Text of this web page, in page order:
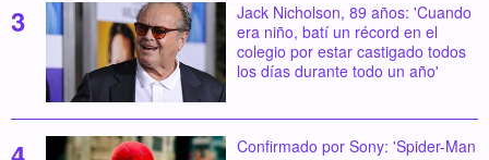
Jack Nicholson, 89 años: 'Cuando
era niño, batí un récord en el
colegio por estar castigado todos
los días durante todo un año'
Confirmado por Sony: 'Spider-Man